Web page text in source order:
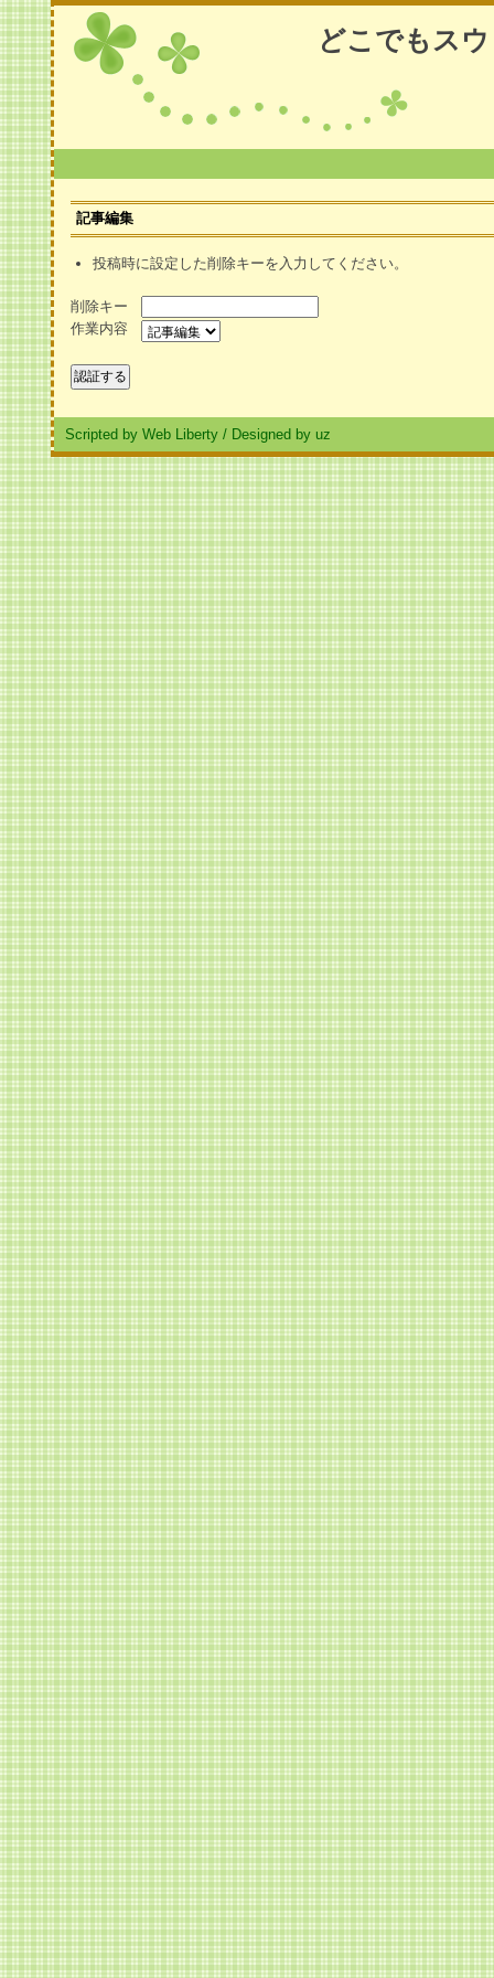
どこでもス
記事編集
投稿時に設定した削除キーを入力してください。
削除キー
作業内容
Scripted by Web Liberty / Designed by uz